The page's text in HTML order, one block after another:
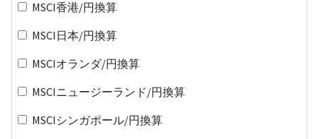
MSCI香港/円換算
MSCI日本/円換算
MSCIオランダ/円換算
MSCIニュージーランド/円換算
MSCIシンガポール/円換算